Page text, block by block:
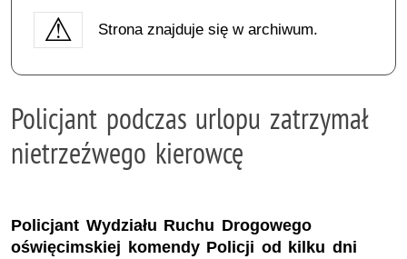
Strona znajduje się w archiwum.
Policjant podczas urlopu zatrzymał
nietrzeźwego kierowcę
Policjant Wydziału Ruchu Drogowego
oświęcimskiej komendy Policji od kilku dni